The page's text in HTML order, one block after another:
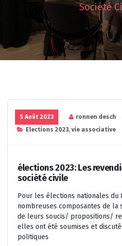
Société
5 Août 2023 ronnen desch
Elections 2023, vie associative
élections 2023: Les
société civile
Pour les élections nationales du
nombreuses composantes de
de leurs soucis/ propositions/
elles ont été soumises et
politiques